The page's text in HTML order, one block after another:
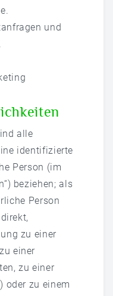
und
alle
identifizierte
Person (im
beziehen; als
Person
zu einer
einer
zu einer
oder zu einem